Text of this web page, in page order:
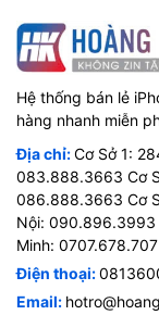
Hệ thống bán lẻ
hàng nhanh miễn
Địa chỉ:Cơ Sở 1:
083.888.3663 Cơ
086.888.3663 Cơ
Nội: 090.896.3993
Minh: 0707.678.707
Điện thoại:
Email: